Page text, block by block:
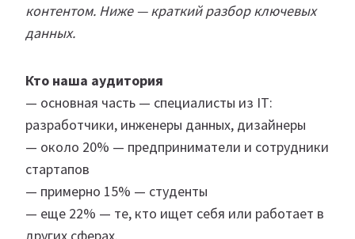
контентом. Ниже — краткий разбор ключевых
данных.
Кто наша аудитория
— основная часть — специалисты из IT:
разработчики, инженеры данных, дизайнеры
— около 20% — предприниматели и сотрудники
стартапов
— примерно 15% — студенты
— еще 22% — те, кто ищет себя или работает в